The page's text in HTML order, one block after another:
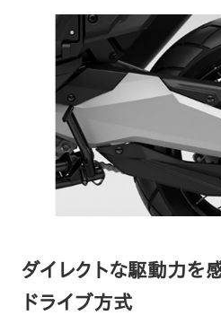
ダイレクトな駆動力を
ドライブ方式